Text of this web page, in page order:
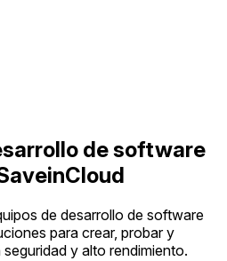
de software
de desarrollo de software
para crear, probar y
y alto rendimiento.